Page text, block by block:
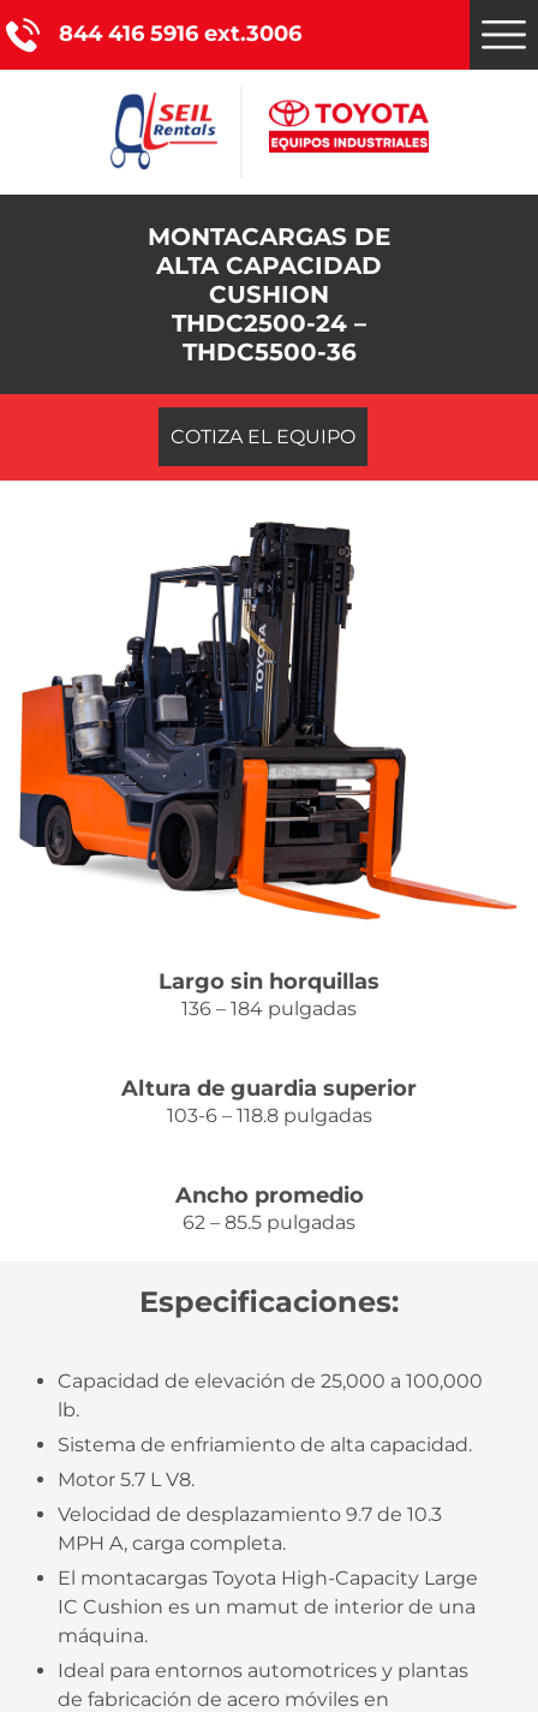
844 416 5916 ext.3006
Montacargas Toyota
Nuestros servicios
Catálogo de productos
Promociones
MONTACARGAS DE
ALTA CAPACIDAD
CUSHION
THDC2500-24 –
THDC5500-36
COTIZA EL EQUIPO
Largo sin horquillas
136 – 184 pulgadas
Altura de guardia superior
103-6 – 118.8 pulgadas
Ancho promedio
62 – 85.5 pulgadas
Especificaciones:
Capacidad de elevación de 25,000 a 100,000
lb.
Sistema de enfriamiento de alta capacidad.
Motor 5.7 L V8.
Velocidad de desplazamiento 9.7 de 10.3
MPH A, carga completa.
El montacargas Toyota High-Capacity Large
IC Cushion es un mamut de interior de una
máquina.
Ideal para entornos automotrices y plantas
de fabricación de acero móviles en